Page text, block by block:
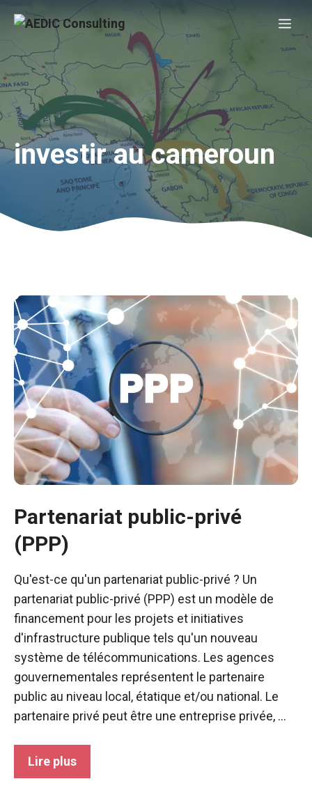
investir au cameroun
Partenariat public-privé
(PPP)
Qu'est-ce qu'un partenariat public-privé ? Un
partenariat public-privé (PPP) est un modèle de
financement pour les projets et initiatives
d'infrastructure publique tels qu'un nouveau
système de télécommunications. Les agences
gouvernementales représentent le partenaire
public au niveau local, étatique et/ou national. Le
partenaire privé peut être une entreprise privée, ...
Lire plus
Ces cookies ne
sont pas
facultatifs. Ils
sont
nécessaires au
fonctionnement
du site web.
Statistiques
fonctionnalité
et la structure